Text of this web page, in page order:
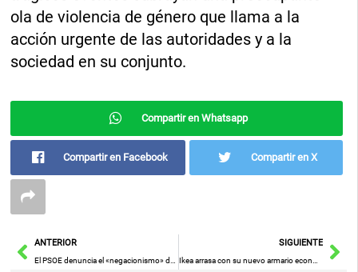
ola de violencia de género que llama a la
acción urgente de las autoridades y a la
sociedad en su conjunto.
Compartir en Whatsapp
Compartir en Facebook Compartir en X
AntANTERIOR SIGUIENTE